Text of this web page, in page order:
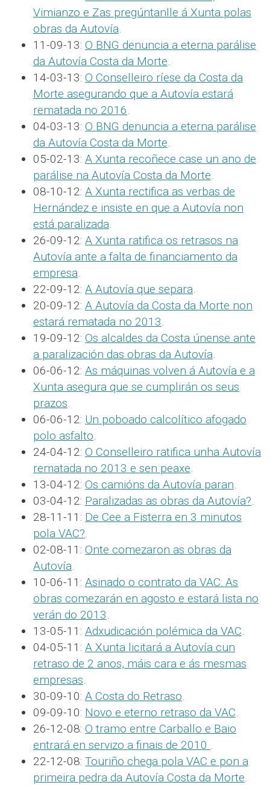
Vimianzo e Zas pregúntanlle á Xunta polas
obras da Autovía.
11-09-13: O BNG denuncia a eterna parálise
da Autovía Costa da Morte.
14-03-13: O Conselleiro ríese da Costa da
Morte asegurando que a Autovía estará
rematada no 2016.
04-03-13: O BNG denuncia a eterna parálise
da Autovía Costa da Morte.
05-02-13: A Xunta recoñece case un ano de
parálise na Autovía Costa da Morte.
08-10-12: A Xunta rectifica as verbas de
Hernández e insiste en que a Autovía non
está paralizada.
26-09-12: A Xunta ratifica os retrasos na
Autovía ante a falta de financiamento da
empresa.
22-09-12: A Autovía que separa.
20-09-12: A Autovía da Costa da Morte non
estará rematada no 2013.
19-09-12: Os alcaldes da Costa únense ante
a paralización das obras da Autovía.
06-06-12: As máquinas volven á Autovía e a
Xunta asegura que se cumplirán os seus
prazos.
06-06-12: Un poboado calcolítico afogado
polo asfalto.
24-04-12: O Conselleiro ratifica unha Autovía
rematada no 2013 e sen peaxe.
13-04-12: Os camións da Autovía paran.
03-04-12: Paralizadas as obras da Autovía?.
28-11-11: De Cee a Fisterra en 3 minutos
pola VAC?.
02-08-11: Onte comezaron as obras da
Autovía.
10-06-11: Asinado o contrato da VAC: As
obras comezarán en agosto e estará lista no
verán do 2013.
13-05-11: Adxudicación polémica da VAC.
04-05-11: A Xunta licitará a Autovía cun
retraso de 2 anos, máis cara e ás mesmas
empresas.
30-09-10: A Costa do Retraso.
09-09-10: Novo e eterno retraso da VAC.
26-12-08: O tramo entre Carballo e Baio
entrará en servizo a finais de 2010 .
22-12-08: Touriño chega pola VAC e pon a
primeira pedra da Autovía Costa da Morte.